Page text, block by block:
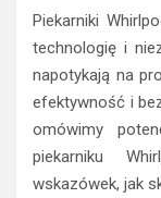
Piekarniki
technologię i
napotykają na
efektywność i
omówimy
piekarniku
wskazówek, jak